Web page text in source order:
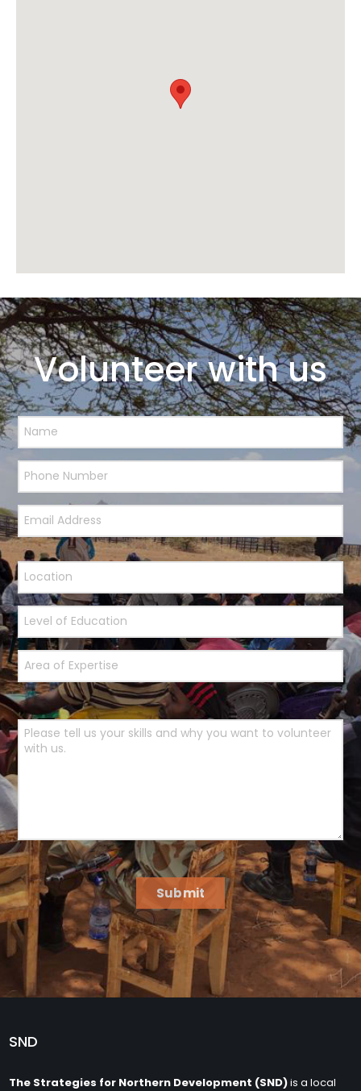
Volunteer with us
Submit
SND
The Strategies for Northern Development (SND)is a local